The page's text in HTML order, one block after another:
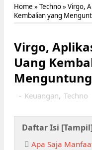
Home »Techno»Virgo,
Kembalian yang
Virgo,
Uang
- Keuangan, Techno
Daftar Isi [Tampil
Apa Saja